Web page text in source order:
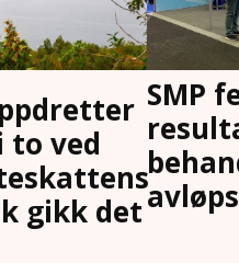
to ved
gikk det
SMP